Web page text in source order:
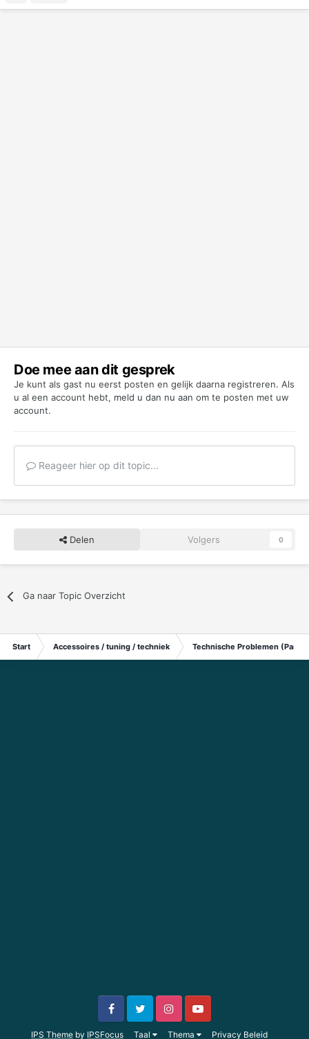
Doe mee aan dit gesprek
Je kunt als gast nu eerst posten en gelijk daarna registreren. Als
u al een account hebt, meld u dan nu aan om te posten met uw
account.
Reageer hier op dit topic...
Delen Volgers 0
Ga naar Topic Overzicht
Start Accessoires / tuning / techniek Technische Problemen
IPS Theme by IPSFocus Taal Thema Privacy Beleid